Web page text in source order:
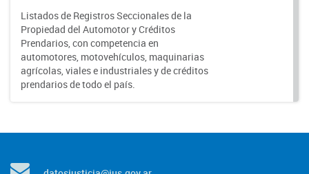
Listados de Registros Seccionales de la
Propiedad del Automotor y Créditos
Prendarios, con competencia en
automotores, motovehículos, maquinarias
agrícolas, viales e industriales y de créditos
prendarios de todo el país.